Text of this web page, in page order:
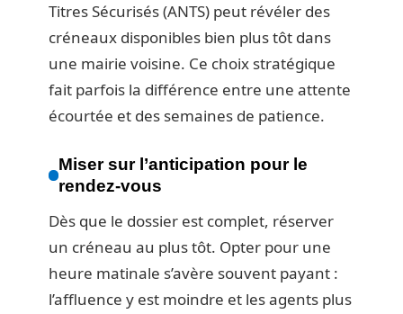
Titres Sécurisés (ANTS) peut révéler des
créneaux disponibles bien plus tôt dans
une mairie voisine. Ce choix stratégique
fait parfois la différence entre une attente
écourtée et des semaines de patience.
Miser sur l’anticipation pour le
rendez-vous
Dès que le dossier est complet, réserver
un créneau au plus tôt. Opter pour une
heure matinale s’avère souvent payant :
l’affluence y est moindre et les agents plus